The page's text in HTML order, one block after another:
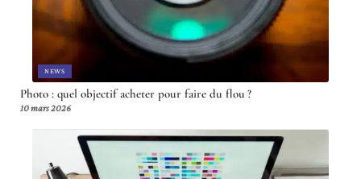
NEWS
Photo : quel objectif acheter pour faire du flou ?
10 mars 2026